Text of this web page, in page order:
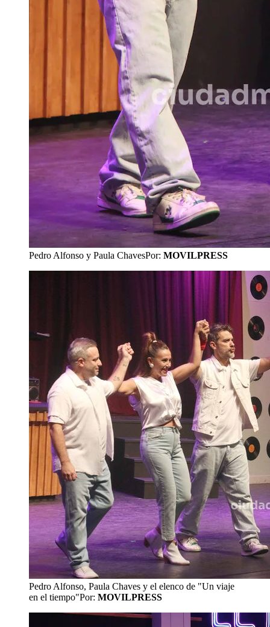
Pedro Alfonso y Paula ChavesPor: MOVILPRESS
Pedro Alfonso, Paula Chaves y el elenco de "Un viaje
en el tiempo"Por: MOVILPRESS